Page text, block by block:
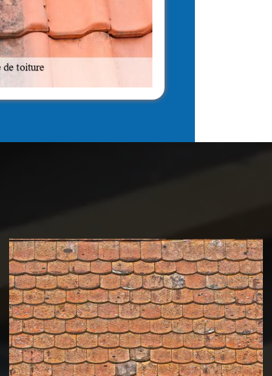
Nettoyage et démoussage de
toiture 39 Jura